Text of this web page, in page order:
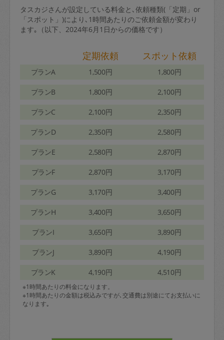
タスカジさんが設定している料金と､依頼種類(「定期」or
「スポット」)により､1時間あたりのご依頼金額が変わり
ます｡（以下、2024年6月1日からの価格です）
定期依頼 スポット依頼
プランA 1,500円 1,800円
プランB 1,800円 2,100円
プランC 2,100円 2,350円
プランD 2,350円 2,580円
プランE 2,580円 2,870円
プランF 2,870円 3,170円
プランG 3,170円 3,400円
プランH 3,400円 3,650円
プランI 3,650円 3,890円
プランJ 3,890円 4,190円
プランK 4,190円 4,510円
※1時間あたりの料金になります。
※1時間あたりの金額は税込みですが､交通費は別途にてお支払いに
なります｡